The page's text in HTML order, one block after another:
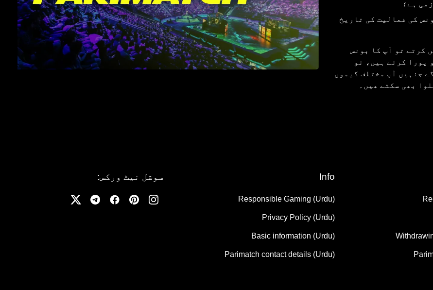
کی فعالیت کی تاریخ
کرتے تو آپ کا بونس
پورا کرتے ہیں، تو
جنہیں آپ مختلف گیموں
بھی سکتے ھیں۔
Info
Responsible Gaming (Urdu)
Privacy Policy (Urdu)
Basic information (Urdu)
Parimatch contact details (Urdu)
سوشل نیٹ ورکس: